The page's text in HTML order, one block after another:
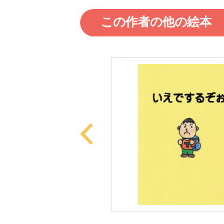
この作者の他の絵本